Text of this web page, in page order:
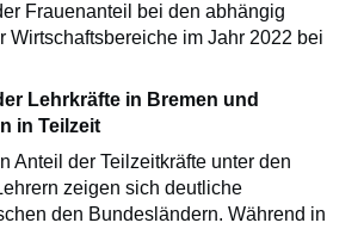
Frauenanteil bei den abhängig
Wirtschaftsbereiche im Jahr 2022 bei
Lehrkräfte in Bremen und
in Teilzeit
Anteil der Teilzeitkräfte unter den
zeigen sich deutliche
den Bundesländern. Während in